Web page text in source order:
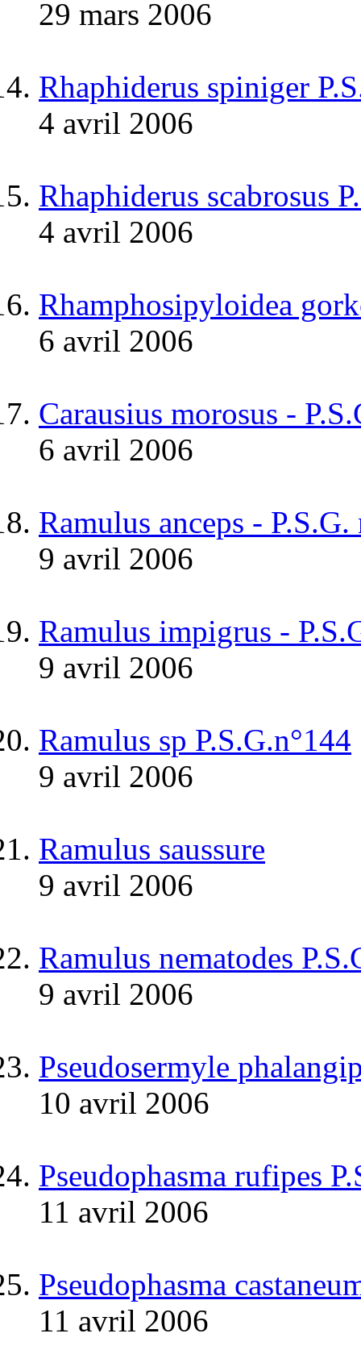
29 mars 2006
Rhaphiderus spiniger
4 avril 2006
Rhaphiderus scabrosus
4 avril 2006
Rhamphosipyloidea
6 avril 2006
Carausius morosus -
6 avril 2006
Ramulus anceps - P.S.G.
9 avril 2006
Ramulus impigrus -
9 avril 2006
Ramulus sp P.S.G.n°144
9 avril 2006
Ramulus saussure
9 avril 2006
Ramulus nematodes
9 avril 2006
Pseudosermyle
10 avril 2006
Pseudophasma rufipes
11 avril 2006
Pseudophasma
11 avril 2006